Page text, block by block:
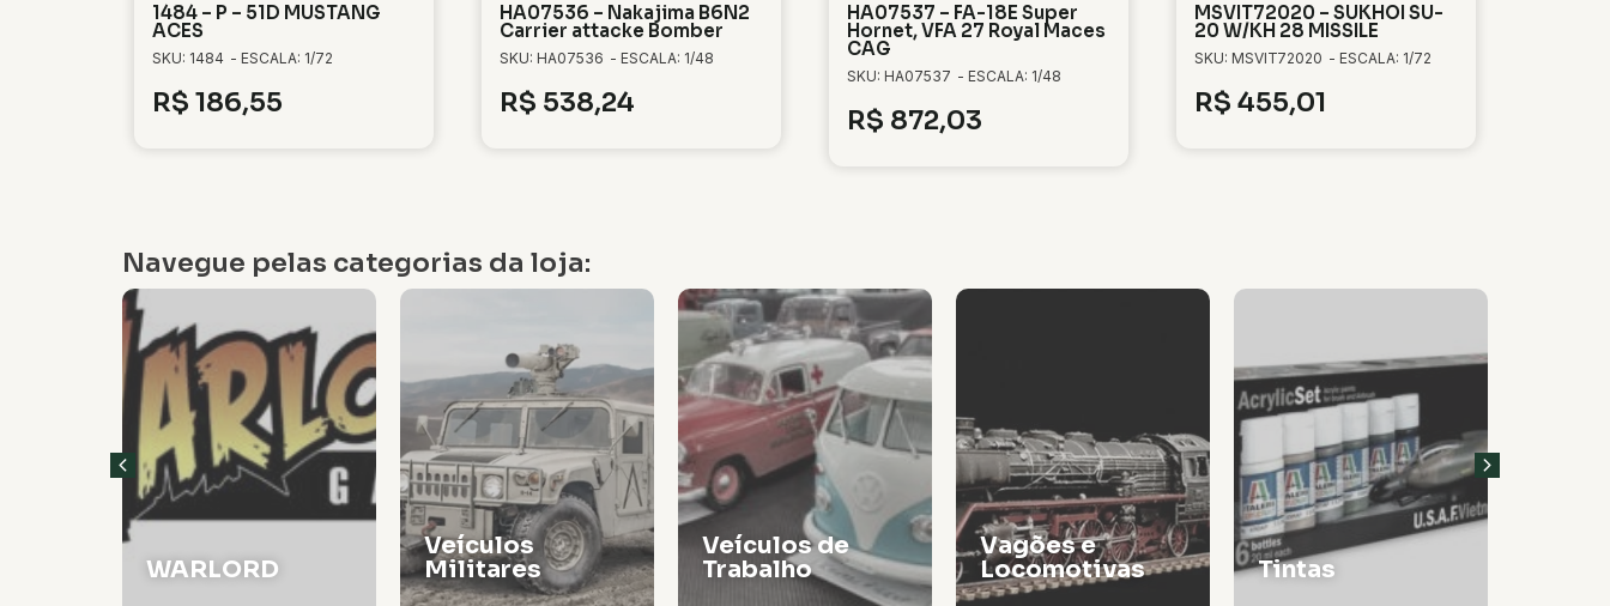
1484 – P – 51D MUSTANG
ACES
SKU: 1484 - ESCALA: 1/72
R$ 186,55
HA07536 – Nakajima B6N2
Carrier attacke Bomber
SKU: HA07536 - ESCALA: 1/48
R$ 538,24
HA07537 – FA-18E Super
Hornet, VFA 27 Royal Maces
CAG
SKU: HA07537 - ESCALA: 1/48
R$ 872,03
MSVIT72020 – SUKHOI SU-
20 W/KH 28 MISSILE
SKU: MSVIT72020 - ESCALA: 1/72
R$ 455,01
Navegue pelas categorias da loja:
WARLORD
Veículos
Militares
Veículos de
Trabalho
Vagões e
Locomotivas
Tintas